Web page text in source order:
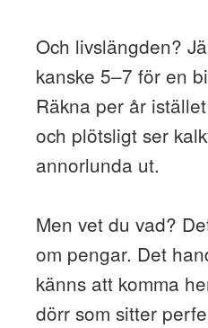
Och livslängden?
kanske 5–7 för en
Räkna per år
och plötsligt ser
annorlunda ut.
Men vet du vad?
om pengar. Det
känns att komma
dörr som sitter